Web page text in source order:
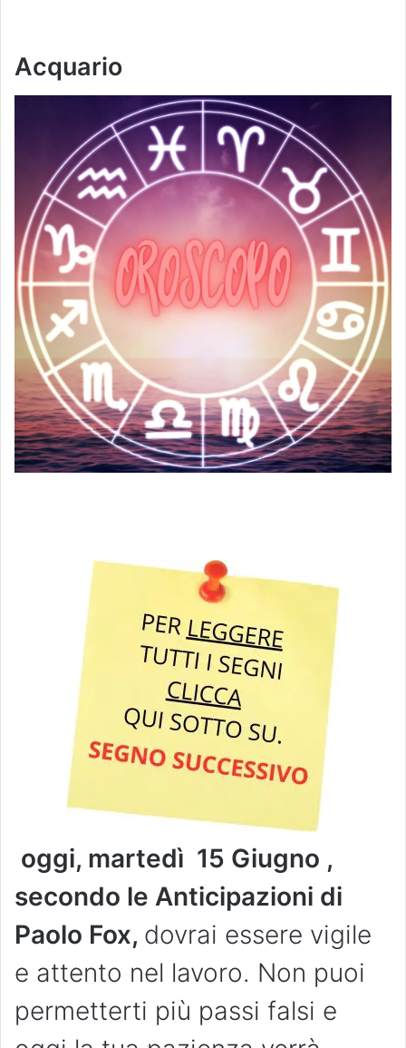
Acquario
oggi, martedì 15 Giugno ,
secondo le Anticipazioni di
Paolo Fox, dovrai essere vigile
e attento nel lavoro. Non puoi
permetterti più passi falsi e